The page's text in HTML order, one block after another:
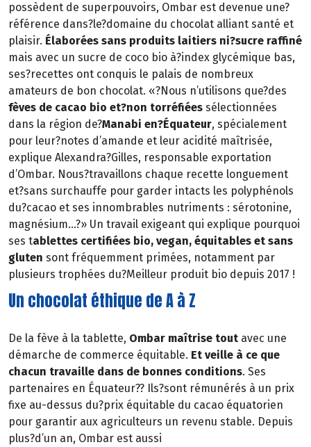
possèdent de superpouvoirs, Ombar est devenue une?
référence dans?le?domaine du chocolat alliant santé et
plaisir. Élaborées sans produits laitiers ni?sucre raffiné
mais avec un sucre de coco bio à?index glycémique bas,
ses?recettes ont conquis le palais de nombreux
amateurs de bon chocolat. «?Nous n’utilisons que?des
fèves de cacao bio et?non torréfiées sélectionnées
dans la région de?Manabi en?Équateur, spécialement
pour leur?notes d’amande et leur acidité maîtrisée,
explique Alexandra?Gilles, responsable exportation
d’Ombar. Nous?travaillons chaque recette longuement
et?sans surchauffe pour garder intacts les polyphénols
du?cacao et ses innombrables nutriments : sérotonine,
magnésium…?» Un travail exigeant qui explique pourquoi
ses tablettes certifiées bio, vegan, équitables et sans
gluten sont fréquemment primées, notamment par
plusieurs trophées du?Meilleur produit bio depuis 2017 !
Un chocolat éthique de A à Z
De la fève à la tablette, Ombar maîtrise tout avec une
démarche de commerce équitable. Et veille à ce que
chacun travaille dans de bonnes conditions. Ses
partenaires en Équateur?? Ils?sont rémunérés à un prix
fixe au-dessus du?prix équitable du cacao équatorien
pour garantir aux agriculteurs un revenu stable. Depuis
plus?d’un an, Ombar est aussi